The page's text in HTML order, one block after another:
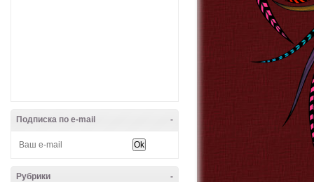
-
Подписка по e-mail
-
Рубрики